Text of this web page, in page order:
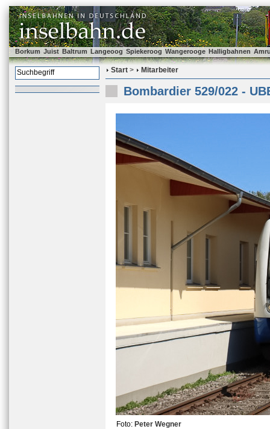
Borkum Juist Baltrum Langeoog Spiekeroog Wangerooge Halligbahnen
Start > Mitarbeiter
Bombardier 529/022 -
Foto: Peter Wegner